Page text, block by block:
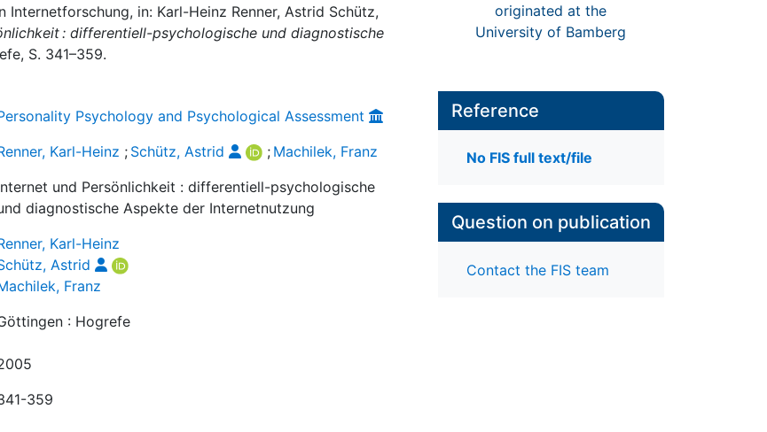
in: Karl-Heinz Renner, Astrid Schütz,
: differentiell-psychologische und diagnostische
S. 341–359.
originated at the
University of Bamberg
Psychology and Psychological Assessment
Karl-Heinz ; Schütz, Astrid ; Machilek, Franz
und Persönlichkeit : differentiell-psychologische
diagnostische Aspekte der Internetnutzung
Karl-Heinz
Astrid
Franz
: Hogrefe
359
Reference
No FIS full text/file
Question on publication
Contact the FIS team